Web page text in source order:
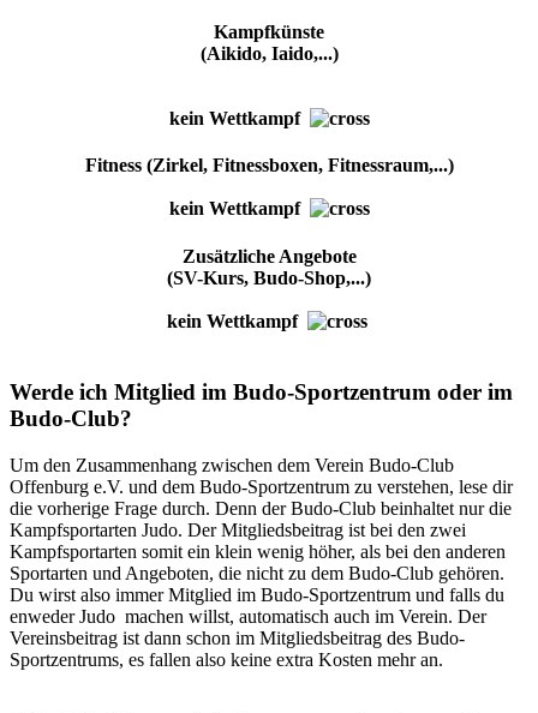
Kampfkünste
(Aikido, Iaido,...)
kein Wettkampf
Fitness (Zirkel, Fitnessboxen, Fitnessraum,...)
kein Wettkampf
Zusätzliche Angebote
(SV-Kurs, Budo-Shop,...)
kein Wettkampf
Werde ich Mitglied im Budo-Sportzentrum oder im
Budo-Club?
Um den Zusammenhang zwischen dem Verein Budo-Club
Offenburg e.V. und dem Budo-Sportzentrum zu verstehen, lese dir
die vorherige Frage durch. Denn der Budo-Club beinhaltet nur die
Kampfsportarten Judo. Der Mitgliedsbeitrag ist bei den zwei
Kampfsportarten somit ein klein wenig höher, als bei den anderen
Sportarten und Angeboten, die nicht zu dem Budo-Club gehören.
Du wirst also immer Mitglied im Budo-Sportzentrum und falls du
enweder Judo machen willst, automatisch auch im Verein. Der
Vereinsbeitrag ist dann schon im Mitgliedsbeitrag des Budo-
Sportzentrums, es fallen also keine extra Kosten mehr an.